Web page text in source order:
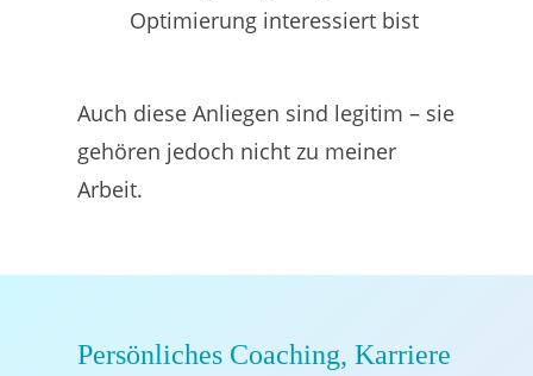
Optimierung interessiert bist
Auch diese Anliegen sind legitim – sie
gehören jedoch nicht zu meiner
Arbeit.
Persönliches Coaching, Karriere